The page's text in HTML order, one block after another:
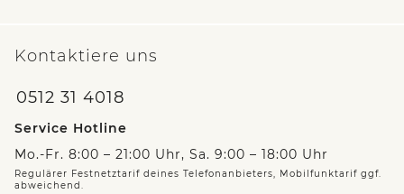
Kontaktiere uns
0512 31 4018
Service Hotline
Mo.-Fr. 8:00 – 21:00 Uhr, Sa. 9:00 – 18:00 Uhr
Regulärer Festnetztarif deines Telefonanbieters, Mobilfunktarif ggf.
abweichend.